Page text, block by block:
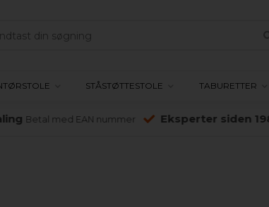
STÅSTØTTESTOLE TABURETTER
Betal med EAN nummer Eksperter siden